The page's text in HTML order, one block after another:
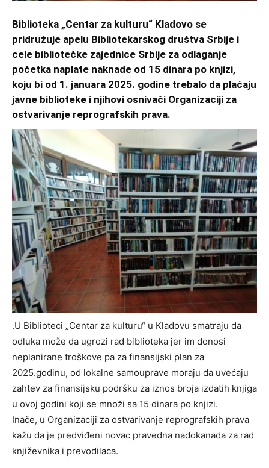
Biblioteka „Centar za kulturu“ Kladovo se
pridružuje apelu Bibliotekarskog društva Srbije i
cele bibliotečke zajednice Srbije za odlaganje
početka naplate naknade od 15 dinara po knjizi,
koju bi od 1. januara 2025. godine trebalo da plaćaju
javne biblioteke i njihovi osnivači Organizaciji za
ostvarivanje reprografskih prava.
.U Biblioteci „Centar za kulturu“ u Kladovu smatraju da
odluka može da ugrozi rad biblioteka jer im donosi
neplanirane troškove pa za finansijski plan za
2025.godinu, od lokalne samouprave moraju da uvećaju
zahtev za finansijsku podršku za iznos broja izdatih knjiga
u ovoj godini koji se množi sa 15 dinara po knjizi.
Inače, u Organizaciji za ostvarivanje reprografskih prava
kažu da je predviđeni novac pravedna nadokanada za rad
književnika i prevodilaca.